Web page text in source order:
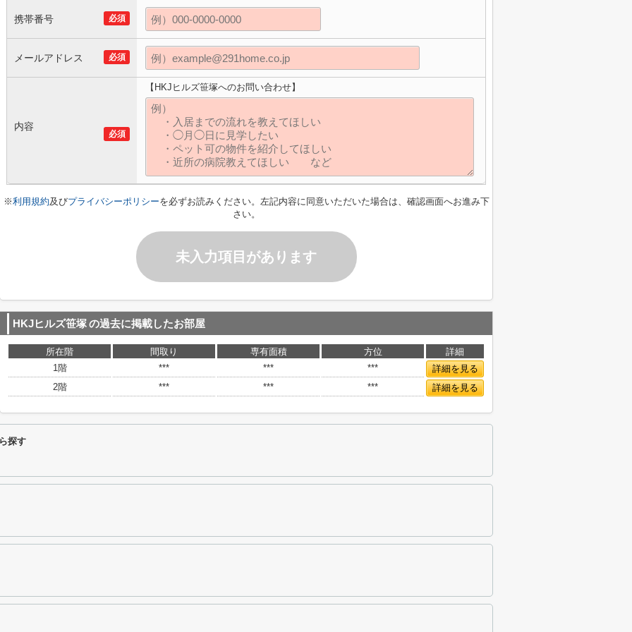
必須
携帯番号
必須
メールアドレス
必須
内容
【HKJヒルズ笹塚へのお問い合わせ】
※利用規約及びプライバシーポリシーを必ずお読みください。左記内容に同意いただいた場合は、確認画面へお進み下
さい。
未入力項目があります
HKJヒルズ笹塚の過去に掲載したお部屋
所在階 間取り 専有面積 方位
詳細
1階
*** *** ***
詳細を見る
2階
*** *** *** 詳細を見る
探す